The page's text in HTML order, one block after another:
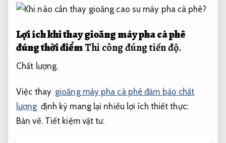
Lợi ích khi thay gioăng máy pha cà phê
đúng thời điểmThi công đúng tiến độ.
Chất lượng.
Việc thay gioăng máy pha cà phê đảm bảo chất
lượng định kỳ mang lại nhiều lợi ích thiết thực:
Bản vẽ. Tiết kiệm vật tư.